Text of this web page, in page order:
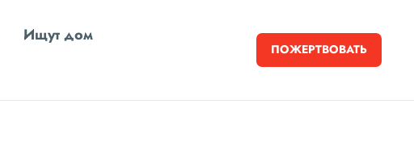
Ищут дом
ПОЖЕРТВОВАТЬ